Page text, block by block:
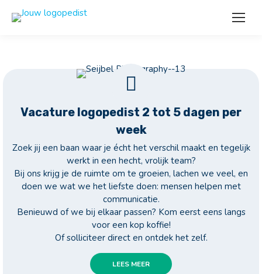
Vacature logopedist 2 tot 5 dagen per
week
Zoek jij een baan waar je écht het verschil maakt en tegelijk
werkt in een hecht, vrolijk team?
Bij ons krijg je de ruimte om te groeien, lachen we veel, en
doen we wat we het liefste doen: mensen helpen met
communicatie.
Benieuwd of we bij elkaar passen? Kom eerst eens langs
voor een kop koffie!
Of solliciteer direct en ontdek het zelf.
LEES MEER